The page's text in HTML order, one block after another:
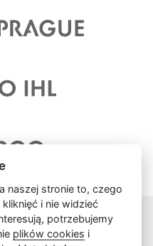
naszej stronie to, czego
i nie widzieć
potrzebujemy
plików cookies i